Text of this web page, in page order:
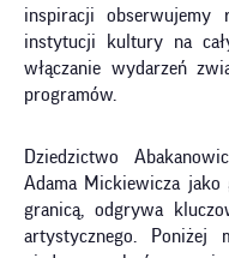
inspiracji obserwujemy
instytucji kultury na
włączanie wydarzeń
programów.
Dziedzictwo
Adama Mickiewicza
granicą, odgrywa
artystycznego. Poniżej